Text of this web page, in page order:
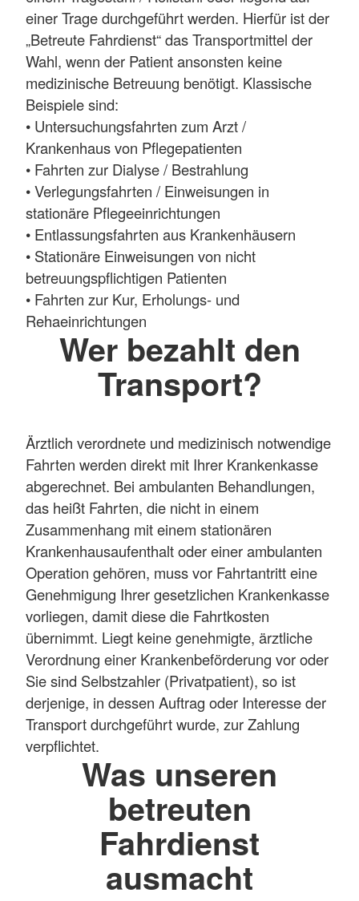
einer Trage durchgeführt werden. Hierfür ist der
„Betreute Fahrdienst“ das Transportmittel der
Wahl, wenn der Patient ansonsten keine
medizinische Betreuung benötigt. Klassische
Beispiele sind:
• Untersuchungsfahrten zum Arzt /
Krankenhaus von Pflegepatienten
• Fahrten zur Dialyse / Bestrahlung
• Verlegungsfahrten / Einweisungen in
stationäre Pflegeeinrichtungen
• Entlassungsfahrten aus Krankenhäusern
• Stationäre Einweisungen von nicht
betreuungspflichtigen Patienten
• Fahrten zur Kur, Erholungs- und
Rehaeinrichtungen
Wer bezahlt den
Transport?
Ärztlich verordnete und medizinisch notwendige
Fahrten werden direkt mit Ihrer Krankenkasse
abgerechnet. Bei ambulanten Behandlungen,
das heißt Fahrten, die nicht in einem
Zusammenhang mit einem stationären
Krankenhausaufenthalt oder einer ambulanten
Operation gehören, muss vor Fahrtantritt eine
Genehmigung Ihrer gesetzlichen Krankenkasse
vorliegen, damit diese die Fahrtkosten
übernimmt. Liegt keine genehmigte, ärztliche
Verordnung einer Krankenbeförderung vor oder
Sie sind Selbstzahler (Privatpatient), so ist
derjenige, in dessen Auftrag oder Interesse der
Transport durchgeführt wurde, zur Zahlung
verpflichtet.
Was unseren
betreuten
Fahrdienst
ausmacht